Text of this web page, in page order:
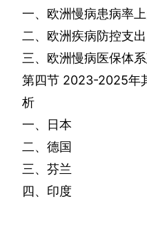
一、欧洲慢病患病率
二、欧洲疾病防控支出
三、欧洲慢病医保体
第四节 2023-2025年
析
一、日本
二、德国
三、芬兰
四、印度